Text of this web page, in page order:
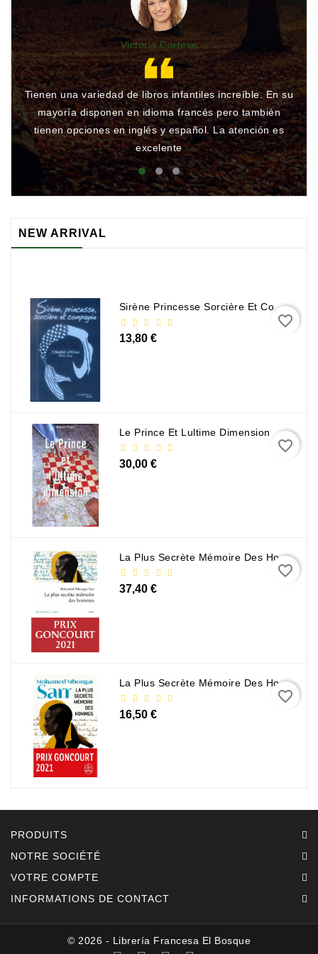
Victoria Cortese
Tienen una variedad de libros infantiles increíble. En su
mayoría disponen en idioma francés pero también
tienen opciones en inglés y español. La atención es
excelente
NEW ARRIVAL
Sirène Princesse Sorcière Et Compagnie
13,80 €
favorite_border
Le Prince Et Lultime Dimension
30,00 €
favorite_border
La Plus Secrète Mémoire Des Hommes - Mohamed Mbougar Sarr
37,40 €
favorite_border
La Plus Secrète Mémoire Des Hommes - Mohamed Mbougar Sarr
16,50 €
favorite_border
PRODUITS
NOTRE SOCIÉTÉ
VOTRE COMPTE
INFORMATIONS DE CONTACT
© 2026 - Librería Francesa El Bosque